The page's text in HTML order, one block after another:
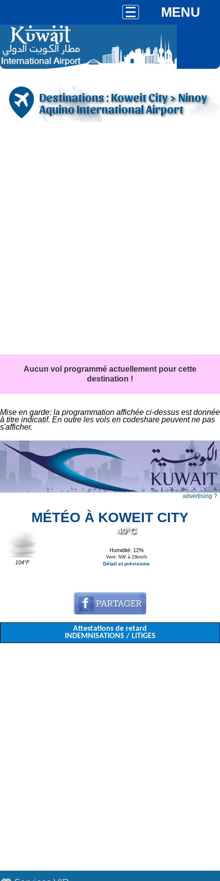
MENU
Destinations : Koweit City > Ninoy
Aquino International Airport
Aucun vol programmé actuellement pour cette
destination !
Mise en garde: la programmation affichée ci-dessus est donnée
à titre indicatif. En outre les vols en codeshare peuvent ne pas
s'afficher.
advertising ?
MÉTÉO À KOWEIT CITY
104°F
40°C
Humidité: 12%
Vent: NW à 23km/h
Détail et prévisions
Attestations de retard
INDEMNISATIONS / LITIGES